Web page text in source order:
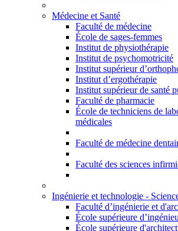
Médecine et Santé
Faculté de médecine
École de sages-femmes
Institut de physiothérapie
Institut de psychomotricité
Institut supérieur
Institut d’ergothérapie
Institut supérieur de santé
Faculté de pharmacie
École de techniciens de
médicales
Faculté de médecine
Faculté des sciences
Ingénierie et technologie -
Faculté d’ingénierie et
École supérieure
École supérieure